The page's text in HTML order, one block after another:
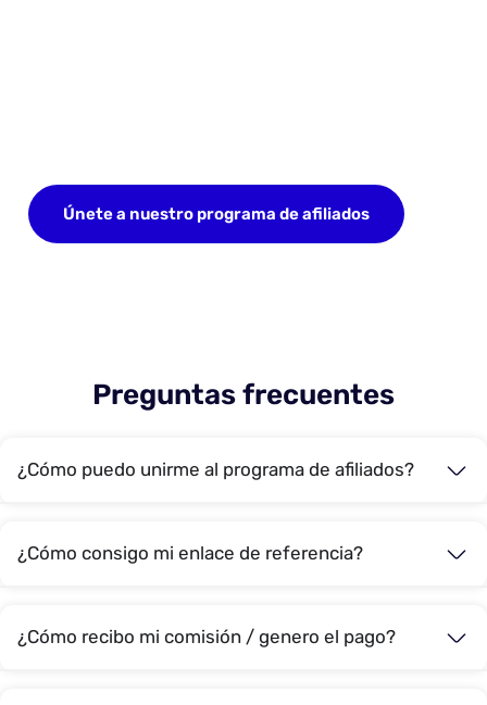
Únete a nuestro programa de afiliados
Preguntas frecuentes
¿Cómo puedo unirme al programa de afiliados?
¿Cómo consigo mi enlace de referencia?
¿Cómo recibo mi comisión / genero el pago?